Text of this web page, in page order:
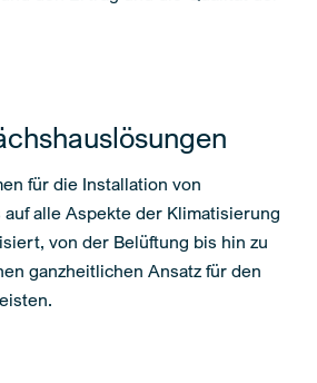
für die Installation von
alle Aspekte der Klimatisierung
von der Belüftung bis hin zu
ganzheitlichen Ansatz für den